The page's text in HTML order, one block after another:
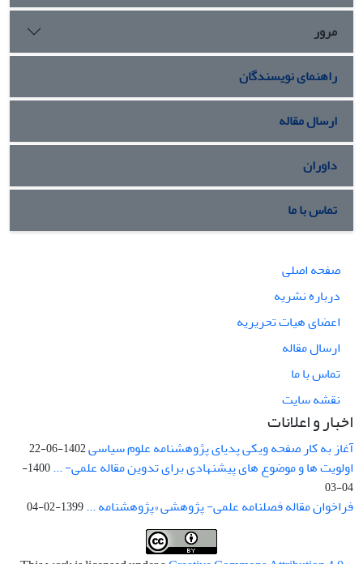
مرور
راهنمای نویسندگان
ارسال مقاله
داوران
تماس با ما
صفحه اصلی
درباره نشریه
اعضای هیات تحریریه
ارسال مقاله
تماس با ما
نقشه سایت
اخبار و اعلانات
آغاز به کار صفحه ویکی پدیای پژوهشنامه علوم سیاسی1402-06-22
اولویت ها و موضوع های پیشنهادی برای تدوین مقاله علمی- ...
1400-
04-03
فراخوان مقاله فصلنامه علمی- پژوهشی «پژوهشنامه ...1399-02-04